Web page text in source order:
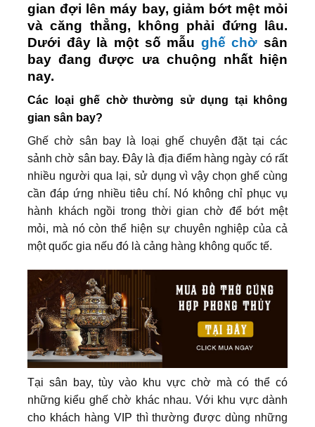
gian đợi lên máy bay, giảm bớt mệt mỏi
và căng thẳng, không phải đứng lâu.
Dưới đây là một số mẫu ghế chờ sân
bay đang được ưa chuộng nhất hiện
nay.
Các loại ghế chờ thường sử dụng tại không
gian sân bay?
Ghế chờ sân bay là loại ghế chuyên đặt tại các
sảnh chờ sân bay. Đây là địa điểm hàng ngày có rất
nhiều người qua lại, sử dụng vì vậy chọn ghế cùng
cần đáp ứng nhiều tiêu chí. Nó không chỉ phục vụ
hành khách ngồi trong thời gian chờ để bớt mệt
mỏi, mà nó còn thể hiện sự chuyên nghiệp của cả
một quốc gia nếu đó là cảng hàng không quốc tế.
Tại sân bay, tùy vào khu vực chờ mà có thể có
những kiểu ghế chờ khác nhau. Với khu vực dành
cho khách hàng VIP thì thường được dùng những